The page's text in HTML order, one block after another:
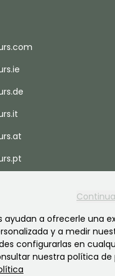
ayudan a ofrecerle una
y a medir
configurarlas en
nuestra política de